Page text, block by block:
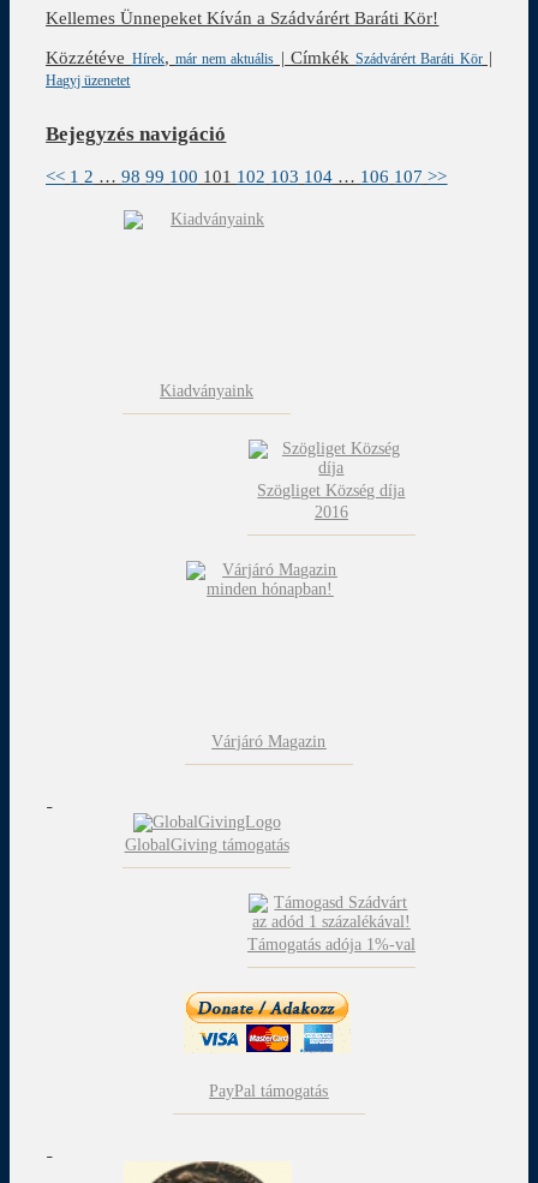
Kellemes Ünnepeket Kíván a Szádvárért Baráti Kör!
Közzétéve Hírek, már nem aktuális | Címkék Szádvárért Baráti Kör|
Hagyj üzenetet
Bejegyzés navigáció
<< 1 2 … 98 99 100 101 102 103 104 … 106 107 >>
Kiadványaink
Szögliget Község díja
2016
Várjáró Magazin
GlobalGiving támogatás
Támogatás adója 1%-val
PayPal támogatás